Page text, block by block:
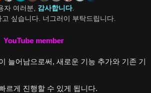
자 여러분, 감사합니다.
싶습니다. 너그러이 부탁드립니다.
YouTube member
늘어남으로써, 새로운 기능 추가와 기존 기
르게 진행할 수 있게 됩니다.